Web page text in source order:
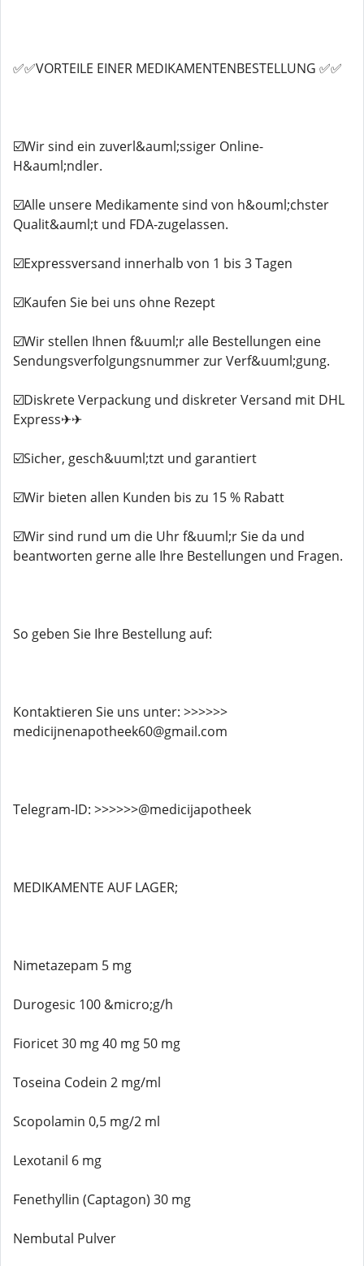
✅✅VORTEILE EINER MEDIKAMENTENBESTELLUNG ✅✅
☑️Wir sind ein zuverl&auml;ssiger Online-
H&auml;ndler.
☑️Alle unsere Medikamente sind von h&ouml;chster
Qualit&auml;t und FDA-zugelassen.
☑️Expressversand innerhalb von 1 bis 3 Tagen
☑️Kaufen Sie bei uns ohne Rezept
☑️Wir stellen Ihnen f&uuml;r alle Bestellungen eine
Sendungsverfolgungsnummer zur Verf&uuml;gung.
☑️Diskrete Verpackung und diskreter Versand mit DHL
Express✈✈
☑️Sicher, gesch&uuml;tzt und garantiert
☑️Wir bieten allen Kunden bis zu 15 % Rabatt
☑️Wir sind rund um die Uhr f&uuml;r Sie da und
beantworten gerne alle Ihre Bestellungen und Fragen.
So geben Sie Ihre Bestellung auf:
Kontaktieren Sie uns unter: >>>>>>
medicijnenapotheek60@gmail.com
Telegram-ID: >>>>>>@medicijapotheek
MEDIKAMENTE AUF LAGER;
Nimetazepam 5 mg
Durogesic 100 &micro;g/h
Fioricet 30 mg 40 mg 50 mg
Toseina Codein 2 mg/ml
Scopolamin 0,5 mg/2 ml
Lexotanil 6 mg
Fenethyllin (Captagon) 30 mg
Nembutal Pulver